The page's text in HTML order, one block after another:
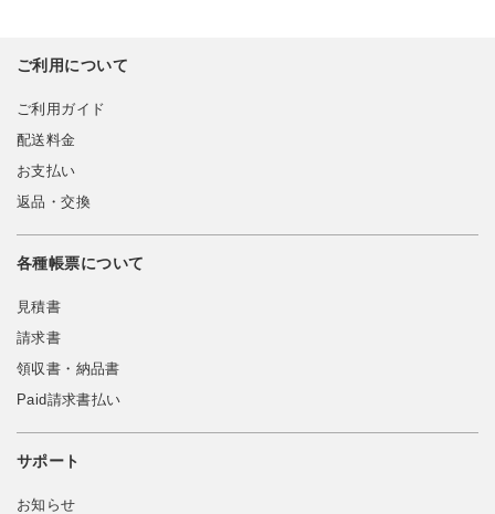
ご利用について
ご利用ガイド
配送料金
お支払い
返品・交換
各種帳票について
見積書
請求書
領収書・納品書
Paid請求書払い
サポート
お知らせ